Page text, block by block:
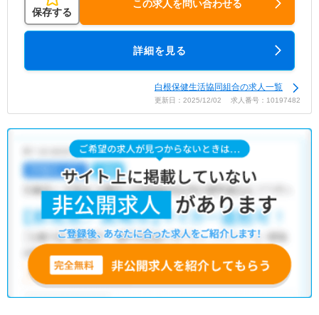
保存する
この求人を問い合わせる
詳細を見る
白根保健生活協同組合の求人一覧
更新日：2025/12/02 求人番号：10197482